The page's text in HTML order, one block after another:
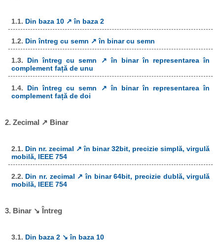
1.1. Din baza 10 ↗ în baza 2
1.2. Din întreg cu semn ↗ în binar cu semn
1.3. Din întreg cu semn ↗ în binar în representarea în
complement față de unu
1.4. Din întreg cu semn ↗ în binar în representarea în
complement față de doi
2. Zecimal ↗ Binar
2.1. Din nr. zecimal ↗ în binar 32bit, precizie simplă, virgulă
mobilă, IEEE 754
2.2. Din nr. zecimal ↗ în binar 64bit, precizie dublă, virgulă
mobilă, IEEE 754
3. Binar ↘ Întreg
3.1. Din baza 2 ↘ în baza 10